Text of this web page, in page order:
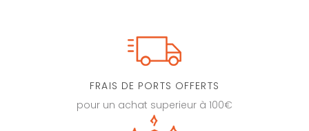
FRAIS DE PORTS OFFERTS
pour un achat superieur à 100€